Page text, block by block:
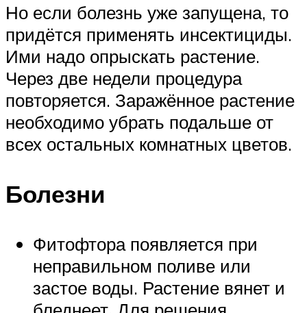
Но если болезнь уже запущена, то
придётся применять инсектициды.
Ими надо опрыскать растение.
Через две недели процедура
повторяется. Заражённое растение
необходимо убрать подальше от
всех остальных комнатных цветов.
Болезни
Фитофтора появляется при
неправильном поливе или
застое воды. Растение вянет и